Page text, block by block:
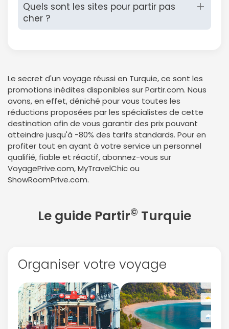
Quels sont les sites pour partir pas
cher ?
Le secret d'un voyage réussi en Turquie, ce sont les
promotions inédites disponibles sur Partir.com. Nous
avons, en effet, déniché pour vous toutes les
réductions proposées par les spécialistes de cette
destination afin de vous garantir des prix pouvant
atteindre jusqu'à -80% des tarifs standards. Pour en
profiter tout en ayant à votre service un personnel
qualifié, fiable et réactif, abonnez-vous sur
VoyagePrive.com, MyTravelChic ou
ShowRoomPrive.com.
Le guide Partir© Turquie
Organiser votre voyage